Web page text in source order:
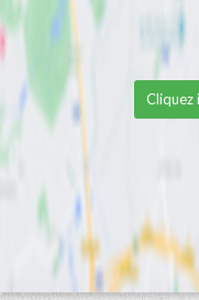
Cliquez